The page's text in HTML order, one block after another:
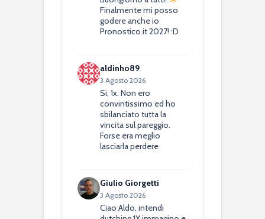
Finalmente mi posso
godere anche io
Pronostico.it 2027! :D
aldinho89
3 Agosto 2026
Si, 1x. Non ero
convintissimo ed ho
sbilanciato tutta la
vincita sul pareggio.
Forse era meglio
lasciarla perdere
Giulio Giorgetti
3 Agosto 2026
Ciao Aldo, intendi